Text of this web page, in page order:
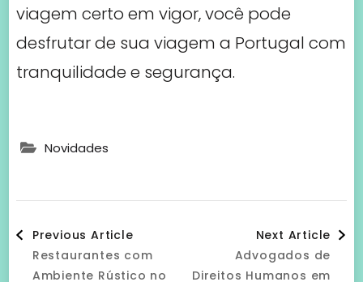
Post
Navigation
Previous Article
Ambiente Rústico no
Next Article
Advogados de
Direitos Humanos em